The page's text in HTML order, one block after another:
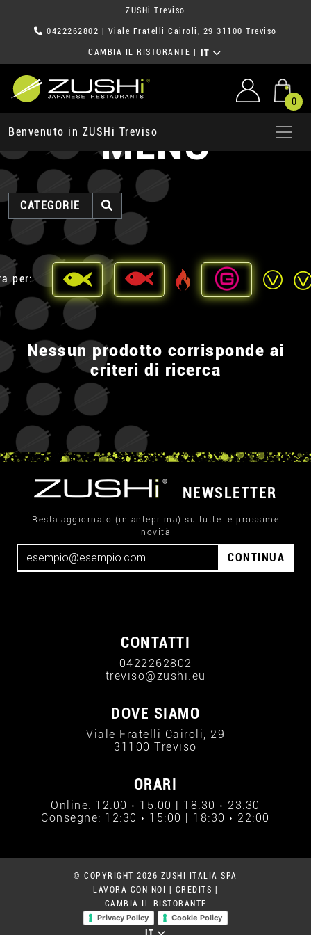
ZUSHi Treviso
0422262802 | Viale Fratelli Cairoli, 29 31100 Treviso
CAMBIA IL RISTORANTE IT
0
Benvenuto in ZUSHi TrevisoMENU
CATEGORIE
per:
Nessun prodotto corrisponde ai
criteri di ricerca
NEWSLETTER
Resta aggiornato (in anteprima) su tutte le prossime
novità
CONTINUA
CONTATTI
0422262802
treviso@zushi.eu
DOVE SIAMO
Viale Fratelli Cairoli, 29
31100 Treviso
ORARI
Online: 12:00 › 15:00 | 18:30 › 23:30
Consegne: 12:30 › 15:00 | 18:30 › 22:00
© COPYRIGHT 2026 ZUSHI ITALIA SPA
LAVORA CON NOI
CREDITS
CAMBIA IL RISTORANTE
Privacy Policy
Cookie Policy